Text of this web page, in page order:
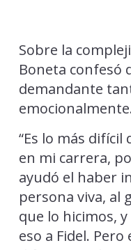
Sobre la
Boneta confesó
demandante
“Es lo más
en mi carrera,
ayudó el haber
persona viva, al
que lo hicimos,
eso a Fidel.